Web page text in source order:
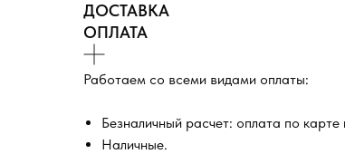
ДОСТАВКА
ОПЛАТА
Работаем со всеми видами оплаты:
Безналичный расчет: оплата по
Наличные.